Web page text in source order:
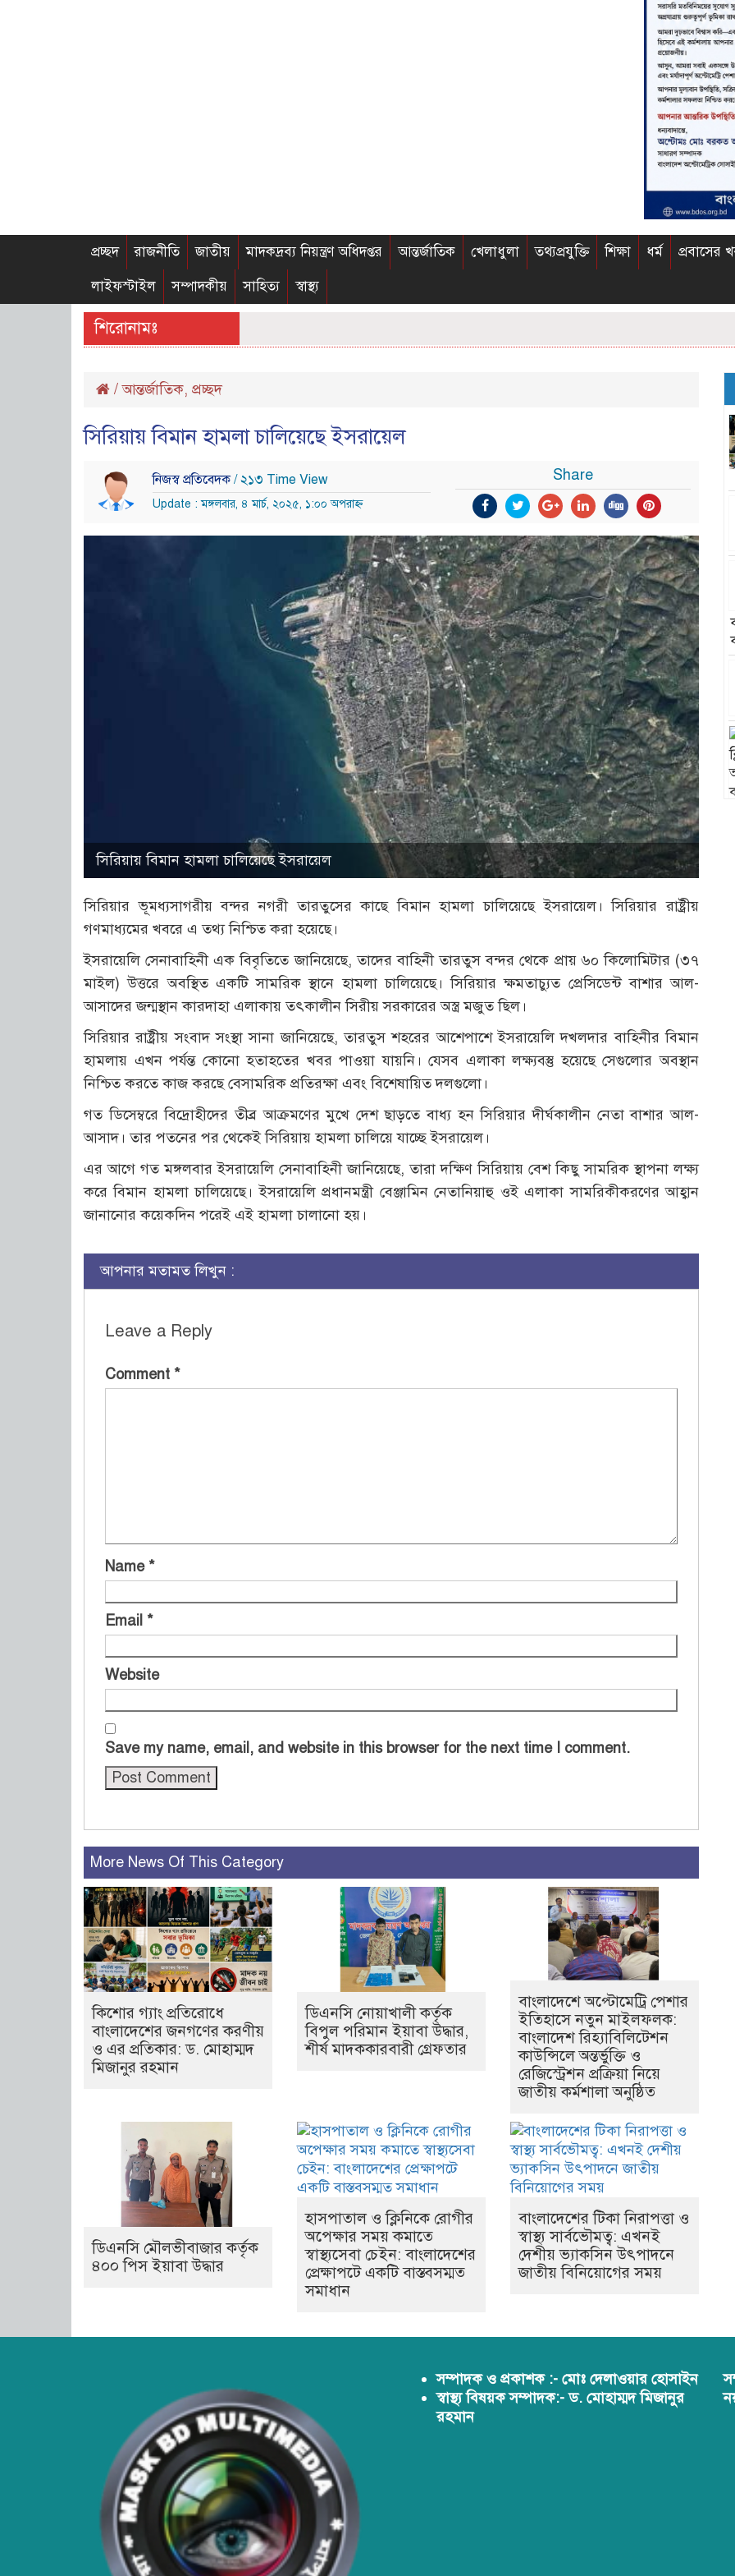
প্রচ্ছদ রাজনীতি জাতীয় মাদকদ্রব্য নিয়ন্ত্রণ অধিদপ্তর আন্তর্জাতিক খেলাধুলা তথ্যপ্রযুক্তি শিক্ষা ধর্ম প্রবাসের
লাইফস্টাইল
সম্পাদকীয় সাহিত্য স্বাস্থ্য
শিরোনামঃ
/আন্তর্জাতিক, প্রচ্ছদ
সিরিয়ায় বিমান হামলা চালিয়েছে ইসরায়েল
নিজস্ব প্রতিবেদক/ ২১৩ Time View
Update : মঙ্গলবার, ৪ মার্চ, ২০২৫, ১:০০ অপরাহ্ন
Share
সিরিয়ায় বিমান হামলা চালিয়েছে ইসরায়েল
সিরিয়ার ভূমধ্যসাগরীয় বন্দর নগরী তারতুসের কাছে বিমান হামলা চালিয়েছে ইসরায়েল। সিরিয়ার রাষ্ট্রীয়
গণমাধ্যমের খবরে এ তথ্য নিশ্চিত করা হয়েছে।
ইসরায়েলি সেনাবাহিনী এক বিবৃতিতে জানিয়েছে, তাদের বাহিনী তারতুস বন্দর থেকে প্রায় ৬০ কিলোমিটার (৩৭
মাইল) উত্তরে অবস্থিত একটি সামরিক স্থানে হামলা চালিয়েছে। সিরিয়ার ক্ষমতাচ্যুত প্রেসিডেন্ট বাশার আল-
আসাদের জন্মস্থান কারদাহা এলাকায় তৎকালীন সিরীয় সরকারের অস্ত্র মজুত ছিল।
সিরিয়ার রাষ্ট্রীয় সংবাদ সংস্থা সানা জানিয়েছে, তারতুস শহরের আশেপাশে ইসরায়েলি দখলদার বাহিনীর বিমান
হামলায় এখন পর্যন্ত কোনো হতাহতের খবর পাওয়া যায়নি। যেসব এলাকা লক্ষ্যবস্তু হয়েছে সেগুলোর অবস্থান
নিশ্চিত করতে কাজ করছে বেসামরিক প্রতিরক্ষা এবং বিশেষায়িত দলগুলো।
গত ডিসেম্বরে বিদ্রোহীদের তীব্র আক্রমণের মুখে দেশ ছাড়তে বাধ্য হন সিরিয়ার দীর্ঘকালীন নেতা বাশার আল-
আসাদ। তার পতনের পর থেকেই সিরিয়ায় হামলা চালিয়ে যাচ্ছে ইসরায়েল।
এর আগে গত মঙ্গলবার ইসরায়েলি সেনাবাহিনী জানিয়েছে, তারা দক্ষিণ সিরিয়ায় বেশ কিছু সামরিক স্থাপনা লক্ষ্য
করে বিমান হামলা চালিয়েছে। ইসরায়েলি প্রধানমন্ত্রী বেঞ্জামিন নেতানিয়াহু ওই এলাকা সামরিকীকরণের আহ্বান
জানানোর কয়েকদিন পরেই এই হামলা চালানো হয়।
আপনার মতামত লিখুন :
Leave a Reply
Comment *
Name *
Email *
Website
Save my name, email, and website in this browser for the next time I comment.
More News Of This Category
কিশোর গ্যাং প্রতিরোধে
বাংলাদেশের জনগণের করণীয়
ও এর প্রতিকার: ড. মোহাম্মদ
মিজানুর রহমান
ডিএনসি নোয়াখালী কর্তৃক
বিপুল পরিমান ইয়াবা উদ্ধার,
শীর্ষ মাদককারবারী গ্রেফতার
বাংলাদেশে অপ্টোমেট্রি পেশার
ইতিহাসে নতুন মাইলফলক:
বাংলাদেশ রিহ্যাবিলিটেশন
কাউন্সিলে অন্তর্ভুক্তি ও
রেজিস্ট্রেশন প্রক্রিয়া নিয়ে
জাতীয় কর্মশালা অনুষ্ঠিত
ডিএনসি মৌলভীবাজার কর্তৃক
৪০০ পিস ইয়াবা উদ্ধার
হাসপাতাল ও ক্লিনিকে রোগীর
অপেক্ষার সময় কমাতে
স্বাস্থ্যসেবা চেইন: বাংলাদেশের
প্রেক্ষাপটে একটি বাস্তবসম্মত
সমাধান
বাংলাদেশের টিকা নিরাপত্তা ও
স্বাস্থ্য সার্বভৌমত্ব: এখনই
দেশীয় ভ্যাকসিন উৎপাদনে
জাতীয় বিনিয়োগের সময়
সম্পাদক ও প্রকাশক :- মোঃ দেলাওয়ার হোসাইন
স্বাস্থ্য বিষয়ক সম্পাদক:- ড. মোহাম্মদ মিজানুর
রহমান